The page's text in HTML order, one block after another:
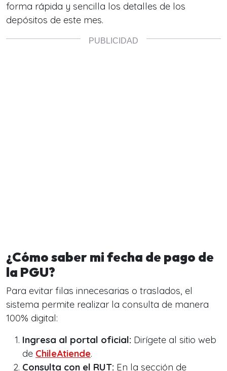
forma rápida y sencilla los detalles de los
depósitos de este mes.
¿Cómo saber mi fecha de pago de
la PGU?
Para evitar filas innecesarias o traslados, el
sistema permite realizar la consulta de manera
100% digital:
Ingresa al portal oficial: Dirígete al sitio web
de ChileAtiende.
Consulta con el RUT: En la sección de